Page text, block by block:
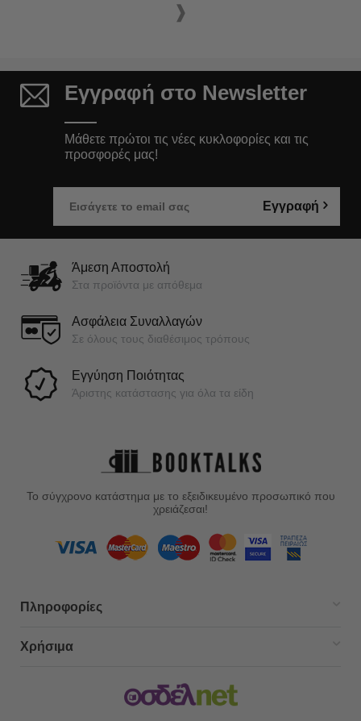
Εγγραφή στο Newsletter
Μάθετε πρώτοι τις νέες κυκλοφορίες και τις
προσφορές μας!
Εγγραφή
Άμεση Αποστολή
Στα προϊόντα με απόθεμα
Ασφάλεια Συναλλαγών
Σε όλους τους διαθέσιμος τρόπους
Εγγύηση Ποιότητας
Άριστης κατάστασης για όλα τα είδη
Το σύγχρονο κατάστημα με το εξειδικευμένο προσωπικό που
χρειάζεσαι!
Πληροφορίες
Χρήσιμα